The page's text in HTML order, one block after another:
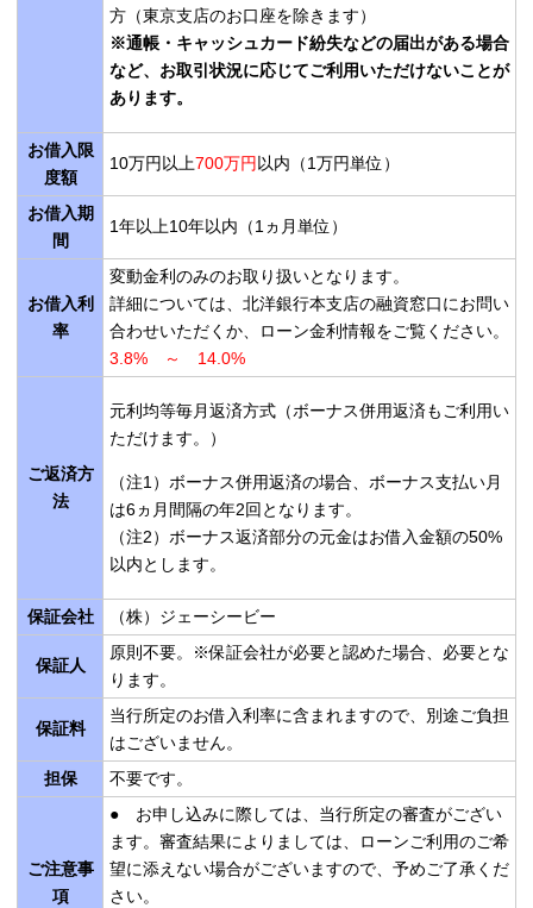
方（東京支店のお口座を除きます）
※通帳・キャッシュカード紛失などの届出がある場合
など、お取引状況に応じてご利用いただけないことが
あります。
お借入限
度額
10万円以上700万円 以内（1万円単位）
お借入期
間
1年以上10年以内（1ヵ月単位）
お借入利
率
変動金利のみのお取り扱いとなります。
詳細については、北洋銀行本支店の融資窓口にお問い
合わせいただくか、ローン金利情報をご覧ください。
3.8% ～ 14.0%
ご返済方
法
元利均等毎月返済方式（ボーナス併用返済もご利用い
ただけます。）
（注1）ボーナス併用返済の場合、ボーナス支払い月
は6ヵ月間隔の年2回となります。
（注2）ボーナス返済部分の元金はお借入金額の50%
以内とします。
保証会社 （株）ジェーシービー
保証人
原則不要。※保証会社が必要と認めた場合、必要とな
ります。
保証料
当行所定のお借入利率に含まれますので、別途ご負担
はございません。
担保
不要です。
ご注意事
項
● お申し込みに際しては、当行所定の審査がござい
ます。審査結果によりましては、ローンご利用のご希
望に添えない場合がございますので、予めご了承くだ
さい。